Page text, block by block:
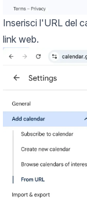
Inserisci l'URL del
link web.